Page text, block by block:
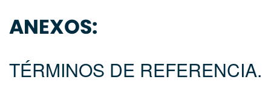
ANEXOS:
TÉRMINOS DE REFERENCIA.